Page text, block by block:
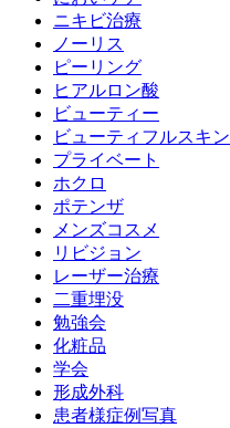
ニキビ治療
ノーリス
ピーリング
ヒアルロン酸
ビューティー
ビューティフルスキン
プライベート
ホクロ
ポテンザ
メンズコスメ
リビジョン
レーザー治療
二重埋没
勉強会
化粧品
学会
形成外科
患者様症例写真